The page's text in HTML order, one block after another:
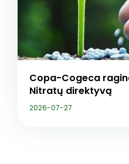
Copa-Cogeca
Nitratų direktyvą
2026-07-27